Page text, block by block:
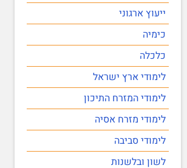
ייעוץ ארגוני
כימיה
כלכלה
לימודי ארץ ישראל
לימודי המזרח התיכון
לימודי מזרח אסיה
לימודי סביבה
לשון ובלשנות